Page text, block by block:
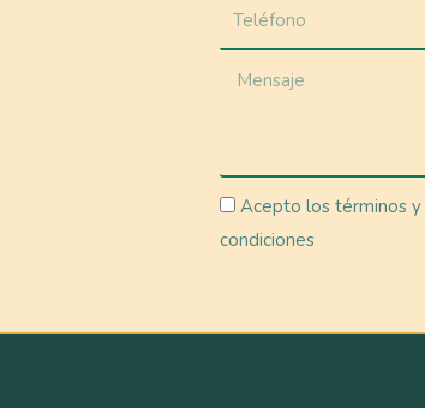
Acepto los términos y
condiciones